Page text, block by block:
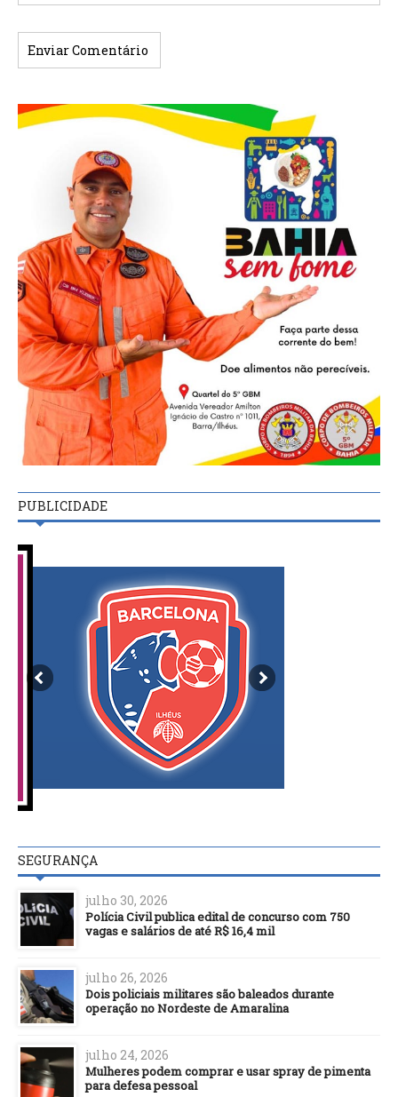
PUBLICIDADE
SEGURANÇA
julho 30, 2026
Polícia Civil publica edital de concurso com 750
vagas e salários de até R$ 16,4 mil
julho 26, 2026
Dois policiais militares são baleados durante
operação no Nordeste de Amaralina
julho 24, 2026
Mulheres podem comprar e usar spray de pimenta
para defesa pessoal